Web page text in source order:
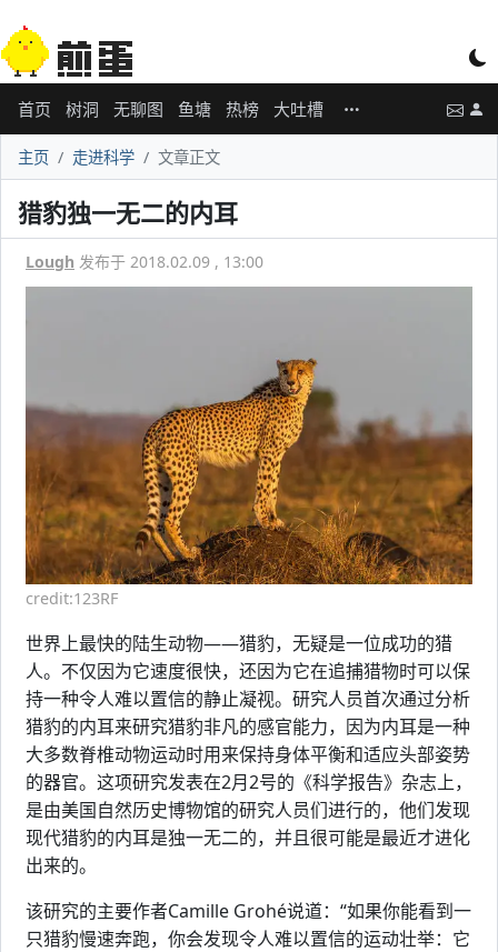
首页 树洞 无聊图 鱼塘 热榜 大吐槽
主页 走进科学 文章正文
猎豹独一无二的内耳
Lough 发布于 2018.02.09 , 13:00
credit:123RF
世界上最快的陆生动物——猎豹，无疑是一位成功的猎
人。不仅因为它速度很快，还因为它在追捕猎物时可以保
持一种令人难以置信的静止凝视。研究人员首次通过分析
猎豹的内耳来研究猎豹非凡的感官能力，因为内耳是一种
大多数脊椎动物运动时用来保持身体平衡和适应头部姿势
的器官。这项研究发表在2月2号的《科学报告》杂志上，
是由美国自然历史博物馆的研究人员们进行的，他们发现
现代猎豹的内耳是独一无二的，并且很可能是最近才进化
出来的。
该研究的主要作者Camille Grohé说道：“如果你能看到一
只猎豹慢速奔跑，你会发现令人难以置信的运动壮举：它